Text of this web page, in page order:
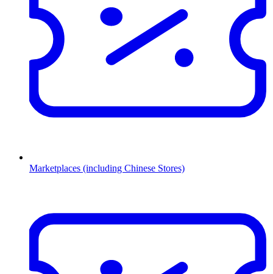
Marketplaces (including Chinese Stores)